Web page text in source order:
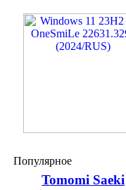
Популярное
Tomomi Saeki